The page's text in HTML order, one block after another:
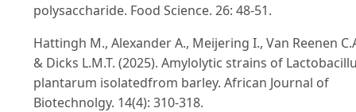
polysaccharide. Food Science. 26: 48-51.
Hattingh M., Alexander A., Meijering I., Van Reenen
& Dicks L.M.T. (2025). Amylolytic strains of
plantarum isolatedfrom barley. African Journal of
Biotechnolgy. 14(4): 310-318.